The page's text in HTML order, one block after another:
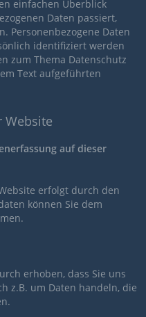
einfachen Überblick
Daten passiert,
Personenbezogene Daten
identifiziert werden
zum Thema Datenschutz
Text aufgeführten
Website
auf dieser
erfolgt durch den
können Sie dem
erhoben, dass Sie uns
z.B. um Daten handeln, die